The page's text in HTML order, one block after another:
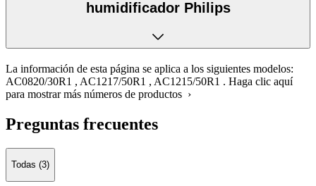
humidificador Philips
La información de esta página se aplica a los siguientes modelos:
AC0820/30R1 , AC1217/50R1 , AC1215/50R1 . Haga clic aquí
para mostrar más números de productos ›
Preguntas frecuentes
Todas (3)